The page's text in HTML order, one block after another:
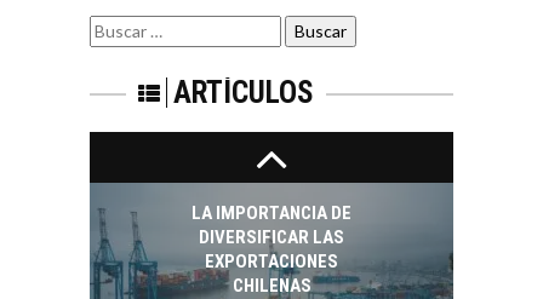
Buscar
por:
ARTÍCULOS
Chile:…
TURISMO EN EL
DESIERTO DE
OPORTUNIDADES
PARA EL
DESARROLLO LOCAL
Estratégico para el
Desarrollo Turístico…
LA IMPORTANCIA DE
DIVERSIFICAR LAS
EXPORTACIONES
CHILENAS